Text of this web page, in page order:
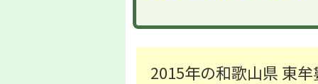
2015年の和歌山県 東